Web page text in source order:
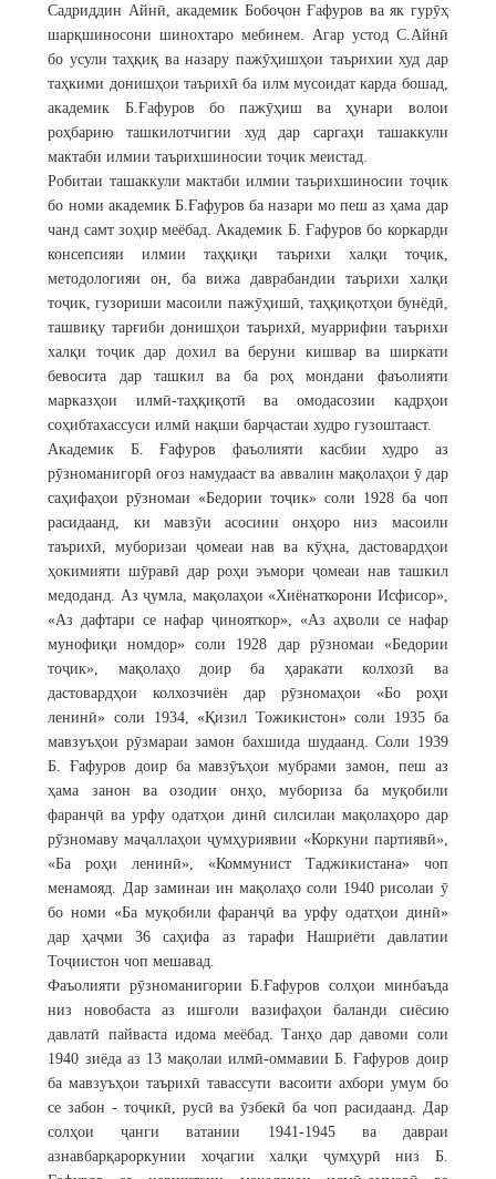
Садриддин Айнӣ, академик Бобоҷон Ғафуров ва як гурӯҳ
шарқшиносони шинохтаро мебинем. Агар устод С.Айнӣ
бо усули таҳқиқ ва назару пажӯҳишҳои таърихии худ дар
таҳкими донишҳои таърихӣ ба илм мусоидат карда бошад,
академик Б.Ғафуров бо пажӯҳиш ва ҳунари волои
роҳбарию ташкилотчигии худ дар саргаҳи ташаккули
мактаби илмии таърихшиносии тоҷик меистад.
Робитаи ташаккули мактаби илмии таърихшиносии тоҷик
бо номи академик Б.Ғафуров ба назари мо пеш аз ҳама дар
чанд самт зоҳир меёбад. Академик Б. Ғафуров бо коркарди
консепсияи илмии таҳқиқи таърихи халқи тоҷик,
методологияи он, ба вижа даврабандии таърихи халқи
тоҷик, гузориши масоили пажӯҳишӣ, таҳқиқотҳои бунёдӣ,
ташвиқу тарғиби донишҳои таърихӣ, муаррифии таърихи
халқи тоҷик дар дохил ва беруни кишвар ва ширкати
бевосита дар ташкил ва ба роҳ мондани фаъолияти
марказҳои илмӣ-таҳқиқотӣ ва омодасозии кадрҳои
соҳибтахассуси илмӣ нақши барҷастаи худро гузоштааст.
Академик Б. Ғафуров фаъолияти касбии худро аз
рӯзноманигорӣ оғоз намудааст ва аввалин мақолаҳои ӯ дар
саҳифаҳои рӯзномаи «Бедории тоҷик» соли 1928 ба чоп
расидаанд, ки мавзӯи асосиии онҳоро низ масоили
таърихӣ, муборизаи ҷомеаи нав ва кӯҳна, дастовардҳои
ҳокимияти шӯравӣ дар роҳи эъмори ҷомеаи нав ташкил
медоданд. Аз ҷумла, мақолаҳои «Хиёнаткорони Исфисор»,
«Аз дафтари се нафар ҷинояткор», «Аз аҳволи се нафар
мунофиқи номдор» соли 1928 дар рӯзномаи «Бедории
тоҷик», мақолаҳо доир ба ҳаракати колхозӣ ва
дастовардҳои колхозчиён дар рӯзномаҳои «Бо роҳи
ленинӣ» соли 1934, «Қизил Тожикистон» соли 1935 ба
мавзуъҳои рӯзмараи замон бахшида шудаанд. Соли 1939
Б. Ғафуров доир ба мавзӯъҳои мубрами замон, пеш аз
ҳама занон ва озодии онҳо, мубориза ба муқобили
фаранҷӣ ва урфу одатҳои динӣ силсилаи мақолаҳоро дар
рӯзномаву маҷаллаҳои ҷумҳуриявии «Коркуни партиявӣ»,
«Ба роҳи ленинӣ», «Коммунист Таджикистана» чоп
менамояд. Дар заминаи ин мақолаҳо соли 1940 рисолаи ӯ
бо номи «Ба муқобили фаранҷӣ ва урфу одатҳои динӣ»
дар ҳаҷми 36 саҳифа аз тарафи Нашриёти давлатии
Тоҷиистон чоп мешавад.
Фаъолияти рӯзноманигории Б.Ғафуров солҳои минбаъда
низ новобаста аз ишғоли вазифаҳои баланди сиёсию
давлатӣ пайваста идома меёбад. Танҳо дар давоми соли
1940 зиёда аз 13 мақолаи илмӣ-оммавии Б. Ғафуров доир
ба мавзуъҳои таърихӣ тавассути васоити ахбори умум бо
се забон - тоҷикӣ, русӣ ва ӯзбекӣ ба чоп расидаанд. Дар
солҳои ҷанги ватании 1941-1945 ва давраи
азнавбарқароркунии хоҷагии халқи ҷумҳурӣ низ Б.